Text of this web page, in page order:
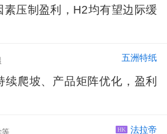
素压制盈利，H2均有望边际缓
五洲特纸
续爬坡、产品矩阵优化，盈利
HK 法拉帝